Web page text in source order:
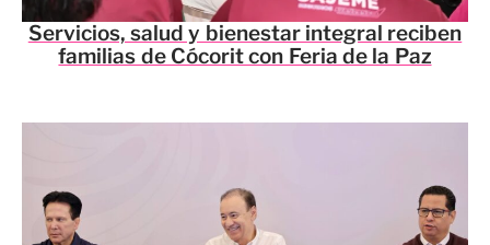
Servicios, salud y bienestar integral reciben
familias de Cócorit con Feria de la Paz